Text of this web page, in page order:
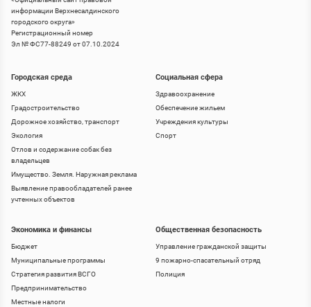
информации Верхнесалдинского
городского округа»
Регистрационный номер
Эл № ФС77-88249 от 07.10.2024
Городская среда
ЖКХ
Градостроительство
Дорожное хозяйство, транспорт
Экология
Отлов и содержание собак без
владельцев
Имущество. Земля. Наружная реклама
Выявление правообладателей ранее
учтенных объектов
Социальная сфера
Здравоохранение
Обеспечение жильем
Учреждения культуры
Спорт
Экономика и финансы
Бюджет
Муниципальные программы
Стратегия развития ВСГО
Предпринимательство
Местные налоги
Общественная безопасность
Управление гражданской защиты
9 пожарно-спасательный отряд
Полиция